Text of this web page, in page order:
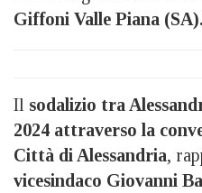
Giffoni Valle Piana (SA).
Il sodalizio tra
2024 attraverso la
Città di Alessandria,
vicesindaco Giovanni